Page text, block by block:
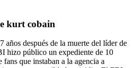
kurt cobain
años después de la muerte del líder de
hizo público un expediente de 10
que instaban a la agencia a